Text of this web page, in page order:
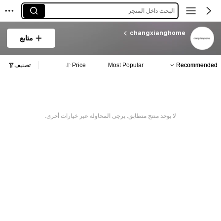
البحث داخل المتجر
changxianghome
متابع
Recommended
Most Popular
Price تصنيف
لا يوجد منتج متطابق. يرجى المحاولة عبر خيارات أخرى.